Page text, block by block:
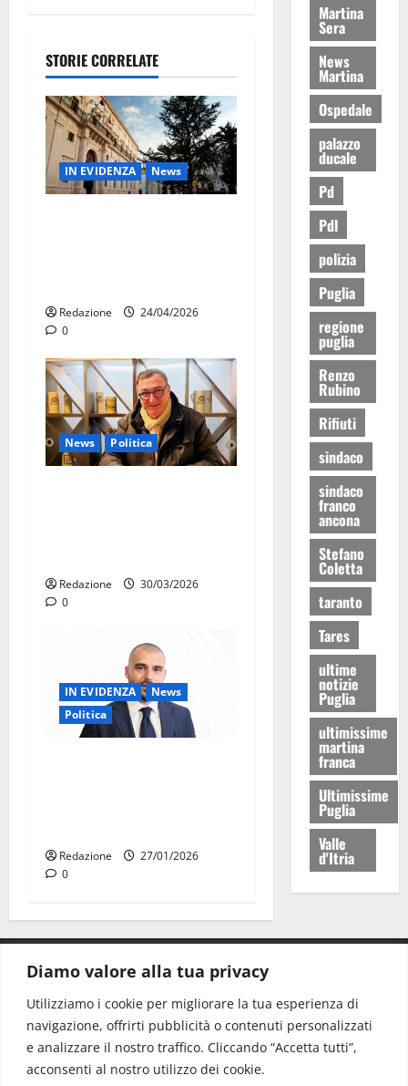
Diamo valore alla tua privacy
Utilizziamo i cookie per migliorare la tua esperienza di
navigazione, offrirti pubblicità o contenuti personalizzati
e analizzare il nostro traffico. Cliccando “Accetta tutti”,
acconsenti al nostro utilizzo dei cookie.
STORIE CORRELATE
IN EVIDENZA News
Redazione
24/04/2026
0
News Politica
Redazione
30/03/2026
0
IN EVIDENZA
News
Politica
Redazione
27/01/2026
0
Martina
Sera
News
Martina
Ospedale
palazzo
ducale
Pd
Pdl
polizia
Puglia
regione
puglia
Renzo
Rubino
Rifiuti
sindaco
sindaco
franco
ancona
Stefano
Coletta
taranto
Tares
ultime
notizie
Puglia
ultimissime
martina
franca
Ultimissime
Puglia
Valle
d'Itria
CONTATTI.
Redazione: redazione@www.martinasera.it
Direttore:direttore@www.martinasera.it
Info & Commerciale:info@www.martinasera.it